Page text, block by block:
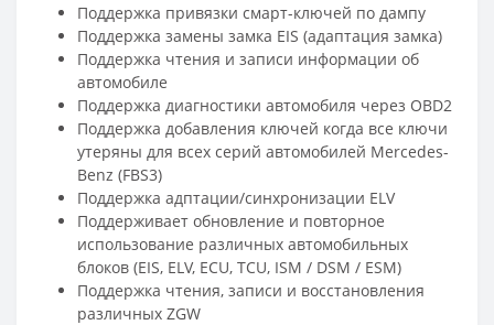
Поддержка привязки смарт-ключей по дампу
Поддержка замены замка EIS (адаптация замка)
Поддержка чтения и записи информации об
автомобиле
Поддержка диагностики автомобиля через OBD2
Поддержка добавления ключей когда все ключи
утеряны для всех серий автомобилей Mercedes-
Benz (FBS3)
Поддержка адптации/синхронизации ELV
Поддерживает обновление и повторное
использование различных автомобильных
блоков (EIS, ELV, ECU, TCU, ISM / DSM / ESM)
Поддержка чтения, записи и восстановления
различных ZGW